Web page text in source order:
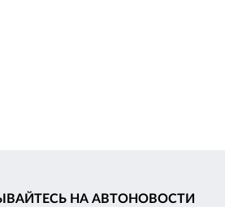
НА АВТОНОВОСТИ